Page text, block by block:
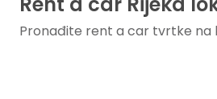
Pronađite rent a car tvrtke na